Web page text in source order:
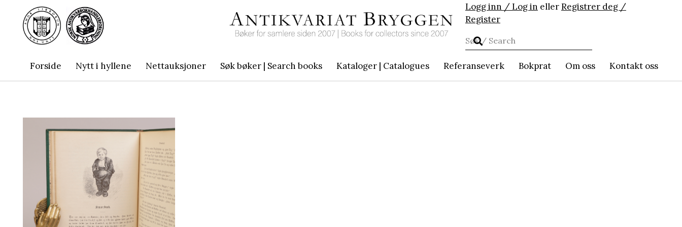
Logg inn / Log in ellerRegistrer deg /
Register
Forside Nytt i hyllene Nettauksjoner Søk bøker | Search books Kataloger | Catalogues Referanseverk Bokprat Om oss Kontakt oss